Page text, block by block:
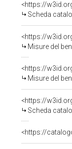
<https://
Scheda
<https://
Misure del
<https://
Misure del
<https://
Scheda
<https://